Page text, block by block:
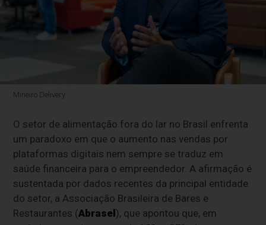
Mineiro Delivery
O setor de alimentação fora do lar no Brasil enfrenta
um paradoxo em que o aumento nas vendas por
plataformas digitais nem sempre se traduz em
saúde financeira para o empreendedor. A afirmação é
sustentada por dados recentes da principal entidade
do setor, a Associação Brasileira de Bares e
Restaurantes (Abrasel), que apontou que, em